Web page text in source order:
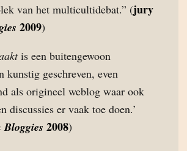
van het multicultidebat.” (jury
2009)
is een buitengewoon
kunstig geschreven, even
als origineel weblog waar ook
discussies er vaak toe doen.’
2008)